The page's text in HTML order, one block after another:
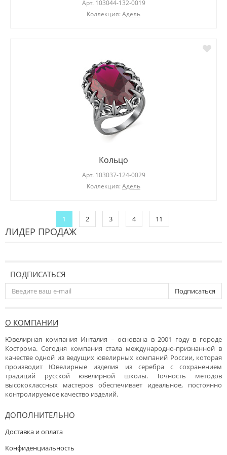
Арт. 103044-132-0019
Коллекция: Адель
Кольцо
Арт. 103037-124-0029
Коллекция: Адель
1 2 3 4 11
ЛИДЕР ПРОДАЖ
ПОДПИСАТЬСЯ
Подписаться
О КОМПАНИИ
Ювелирная компания Инталия – основана в 2001 году в городе
Кострома. Сегодня компания стала международно-признанной в
качестве одной из ведущих ювелирных компаний России, которая
производит Ювелирные изделия из серебра с сохранением
традиций русской ювелирной школы. Точность методов
высококлассных мастеров обеспечивает идеальное, постоянно
контролируемое качество изделий.
ДОПОЛНИТЕЛЬНО
Доставка и оплата
Конфиденциальность